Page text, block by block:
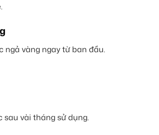
ngả vàng ngay từ ban đầu.
sau vài tháng sử dụng.